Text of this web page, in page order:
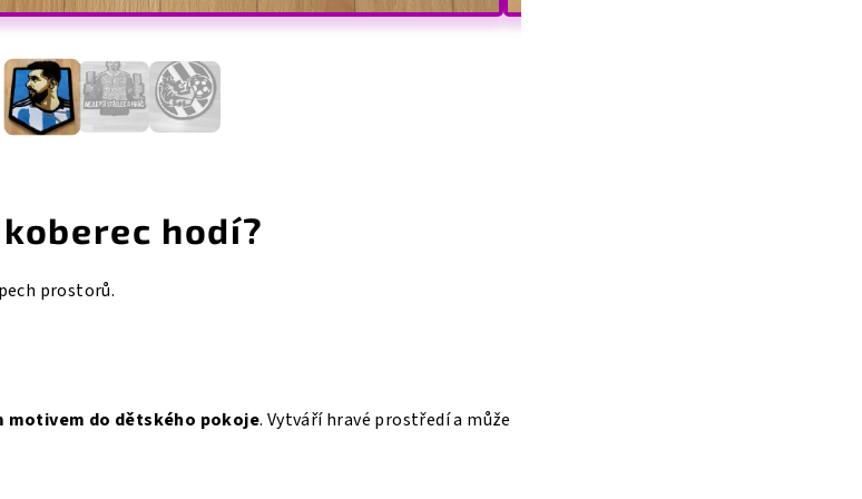
hodí?
prostorů.
motivem do dětského pokoje. Vytváří hravé prostředí a může